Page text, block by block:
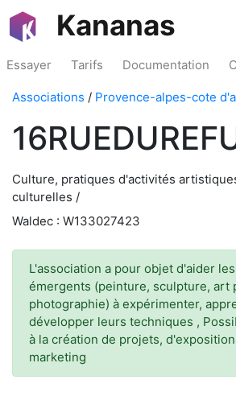
Kananas
Essayer Tarifs Documentation
Associations / Provence-alpes-cote
Culture, pratiques d'activités
culturelles /
Waldec : W133027423
L'association a pour objet d'aider
émergents (peinture, sculpture, art
photographie) à expérimenter,
développer leurs techniques ,
à la création de projets,
marketing